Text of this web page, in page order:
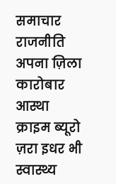
समाचार
राजनीति
अपना ज़िला
कारोबार
आस्था
क्राइम ब्यूरो
ज़रा इधर भी
स्वास्थ्य